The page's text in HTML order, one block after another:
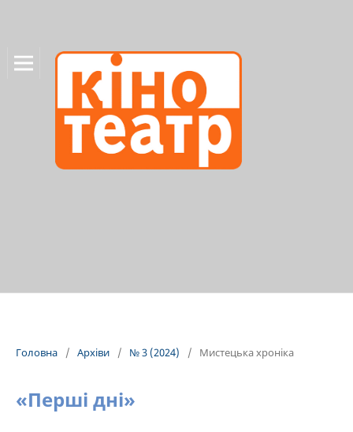
Головна / Архіви / № 3 (2024) / Мистецька хроніка
«Перші дні»